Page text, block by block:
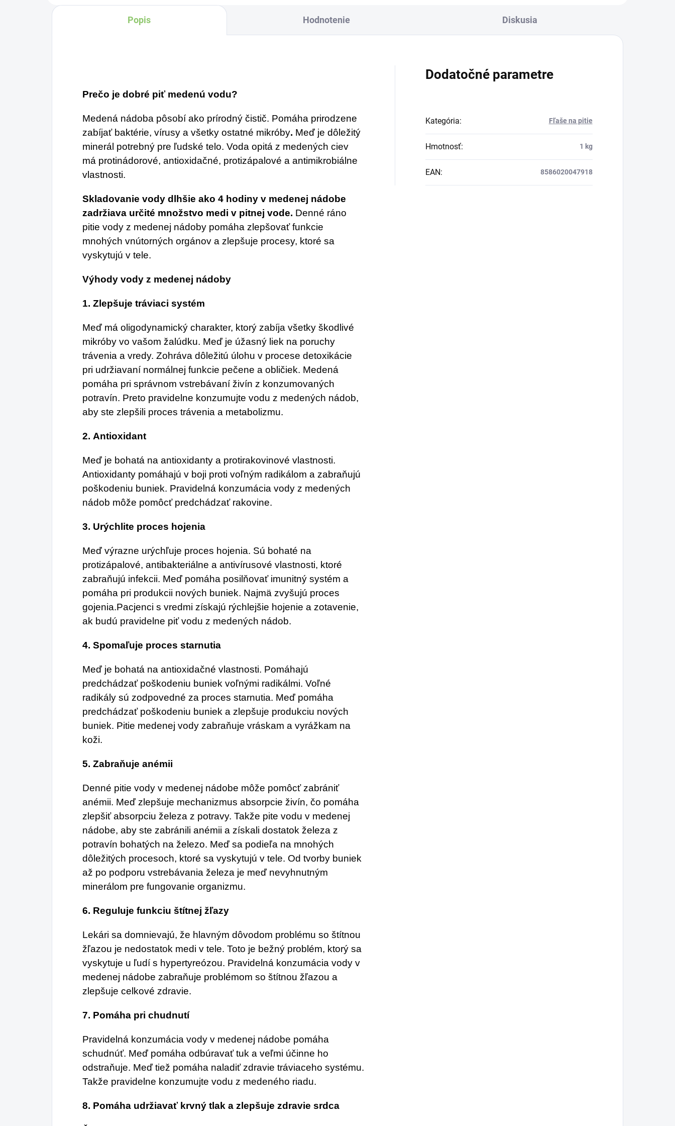
ovplyvňujú mnohé
faktory, dôsledkom
v tomto prípade
skvelým riešením.
Popis Hodnotenie Diskusia
Prečo je dobré piť medenú vodu?
Medená nádoba pôsobí ako prírodný čistič. Pomáha prirodzene
zabíjať baktérie, vírusy a všetky ostatné mikróby. Meď je dôležitý
minerál potrebný pre ľudské telo. Voda opitá z medených ciev
má protinádorové, antioxidačné, protizápalové a antimikrobiálne
vlastnosti.
Skladovanie vody dlhšie ako 4 hodiny v medenej nádobe
zadržiava určité množstvo medi v pitnej vode. Denné ráno
pitie vody z medenej nádoby pomáha zlepšovať funkcie
mnohých vnútorných orgánov a zlepšuje procesy, ktoré sa
vyskytujú v tele.
Výhody vody z medenej nádoby
1. Zlepšuje tráviaci systém
Meď má oligodynamický charakter, ktorý zabíja všetky škodlivé
mikróby vo vašom žalúdku. Meď je úžasný liek na poruchy
trávenia a vredy. Zohráva dôležitú úlohu v procese detoxikácie
pri udržiavaní normálnej funkcie pečene a obličiek. Medená
pomáha pri správnom vstrebávaní živín z konzumovaných
potravín. Preto pravidelne konzumujte vodu z medených nádob,
aby ste zlepšili proces trávenia a metabolizmu.
2. Antioxidant
Meď je bohatá na antioxidanty a protirakovinové vlastnosti.
Antioxidanty pomáhajú v boji proti voľným radikálom a zabraňujú
poškodeniu buniek. Pravidelná konzumácia vody z medených
nádob môže pomôcť predchádzať rakovine.
3. Urýchlite proces hojenia
Meď výrazne urýchľuje proces hojenia. Sú bohaté na
protizápalové, antibakteriálne a antivírusové vlastnosti, ktoré
zabraňujú infekcii. Meď pomáha posilňovať imunitný systém a
pomáha pri produkcii nových buniek. Najmä zvyšujú proces
gojenia.Pacjenci s vredmi získajú rýchlejšie hojenie a zotavenie,
ak budú pravidelne piť vodu z medených nádob.
4. Spomaľuje proces starnutia
Meď je bohatá na antioxidačné vlastnosti. Pomáhajú
predchádzať poškodeniu buniek voľnými radikálmi. Voľné
radikály sú zodpovedné za proces starnutia. Meď pomáha
predchádzať poškodeniu buniek a zlepšuje produkciu nových
buniek. Pitie medenej vody zabraňuje vráskam a vyrážkam na
koži.
5. Zabraňuje anémii
Denné pitie vody v medenej nádobe môže pomôcť zabrániť
anémii. Meď zlepšuje mechanizmus absorpcie živín, čo pomáha
zlepšiť absorpciu železa z potravy. Takže pite vodu v medenej
nádobe, aby ste zabránili anémii a získali dostatok železa z
potravín bohatých na železo. Meď sa podieľa na mnohých
dôležitých procesoch, ktoré sa vyskytujú v tele. Od tvorby buniek
až po podporu vstrebávania železa je meď nevyhnutným
minerálom pre fungovanie organizmu.
6. Reguluje funkciu štítnej žľazy
Lekári sa domnievajú, že hlavným dôvodom problému so štítnou
žľazou je nedostatok medi v tele. Toto je bežný problém, ktorý sa
vyskytuje u ľudí s hypertyreózou. Pravidelná konzumácia vody v
medenej nádobe zabraňuje problémom so štítnou žľazou a
zlepšuje celkové zdravie.
7. Pomáha pri chudnutí
Pravidelná konzumácia vody v medenej nádobe pomáha
schudnúť. Meď pomáha odbúravať tuk a veľmi účinne ho
odstraňuje. Meď tiež pomáha naladiť zdravie tráviaceho systému.
Takže pravidelne konzumujte vodu z medeného riadu.
8. Pomáha udržiavať krvný tlak a zlepšuje zdravie srdca
Dodatočné parametre
Kategória: Fľaše na pitie
Hmotnosť: 1 kg
EAN: 8586020047918